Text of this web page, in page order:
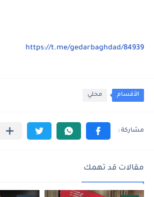
https://t.me/gedarbaghdad/84939
الأقسام محلي
مقالات قد تهمك